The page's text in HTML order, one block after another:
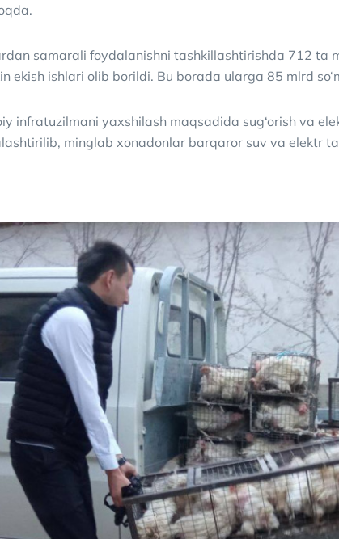
samarali foydalanishni tashkillashtirishda 712
ekish ishlari olib borildi. Bu borada ularga 85 mlrd
infratuzilmani yaxshilash maqsadida sug‘orish va
minglab xonadonlar barqaror suv va elektr